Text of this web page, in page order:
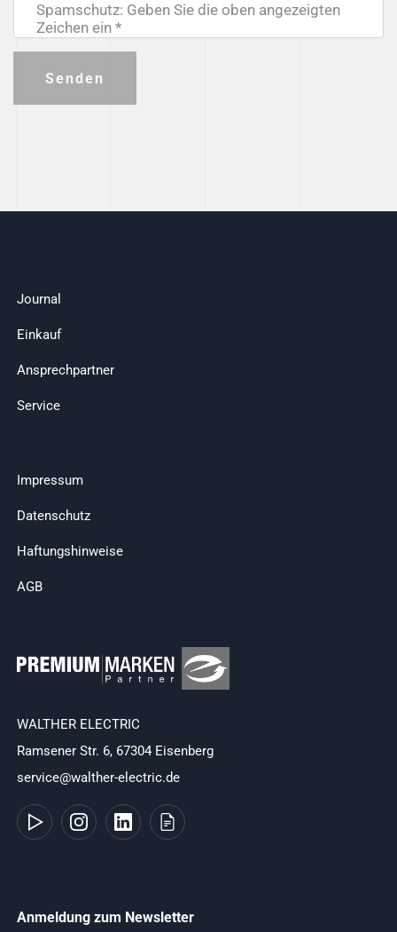
Spamschutz: Geben Sie die oben angezeigten
Zeichen ein *
Senden
Journal
Einkauf
Ansprechpartner
Service
Impressum
Datenschutz
Haftungshinweise
AGB
WALTHER ELECTRIC
Ramsener Str. 6, 67304 Eisenberg
service@walther-electric.de
Anmeldung zum Newsletter